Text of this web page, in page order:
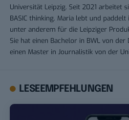
Universität Leipzig. Seit 2021 arbeitet
BASIC thinking. Maria lebt und
unter anderem für die Leipziger
Sie hat einen Bachelor in BWL von der
einen Master in Journalistik von der
LESEEMPFEHLUNGEN